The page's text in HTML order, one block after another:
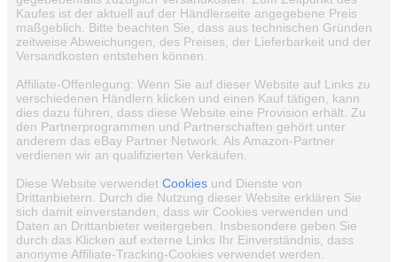
Kaufes ist der aktuell auf der Händlerseite angegebene Preis
maßgeblich. Bitte beachten Sie, dass aus technischen Gründen
zeitweise Abweichungen, des Preises, der Lieferbarkeit und der
Versandkosten entstehen können.
Affiliate-Offenlegung: Wenn Sie auf dieser Website auf Links zu
verschiedenen Händlern klicken und einen Kauf tätigen, kann
dies dazu führen, dass diese Website eine Provision erhält. Zu
den Partnerprogrammen und Partnerschaften gehört unter
anderem das eBay Partner Network. Als Amazon-Partner
verdienen wir an qualifizierten Verkäufen.
Diese Website verwendet Cookies und Dienste von
Drittanbietern. Durch die Nutzung dieser Website erklären Sie
sich damit einverstanden, dass wir Cookies verwenden und
Daten an Drittanbieter weitergeben. Insbesondere geben Sie
durch das Klicken auf externe Links Ihr Einverständnis, dass
anonyme Affiliate-Tracking-Cookies verwendet werden.